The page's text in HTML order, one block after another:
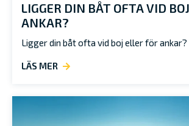
LIGGER DIN BÅT OFTA VID
ANKAR?
Ligger din båt ofta vid boj eller för
LÄS MER